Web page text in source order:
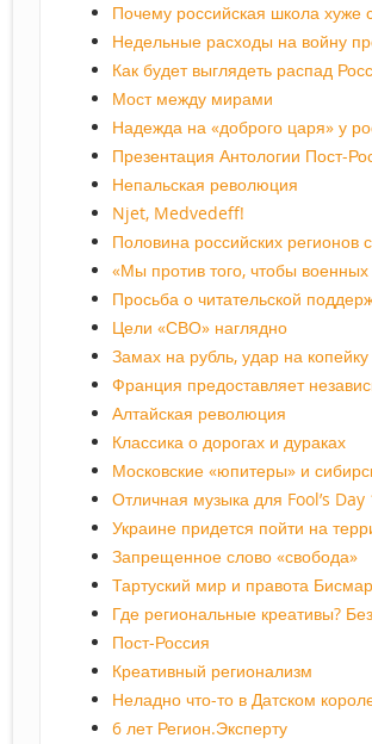
Почему российская школа хуже
Недельные расходы на войну
Как будет выглядеть распад
Мост между мирами
Надежда на «доброго царя» у
Презентация Антологии Пост-
Непальская революция
Njet, Medvedeff!
Половина российских
«Мы против того, чтобы
Просьба о читательской
Цели «СВО» наглядно
Замах на рубль, удар на копейку
Франция предоставляет
Алтайская революция
Классика о дорогах и дураках
Московские «юпитеры» и
Отличная музыка для Fool’s Day
Украине придется пойти на
Запрещенное слово «свобода»
Тартуский мир и правота
Где региональные креативы?
Пост-Россия
Креативный регионализм
Неладно что-то в Датском
6 лет Регион.Эксперту